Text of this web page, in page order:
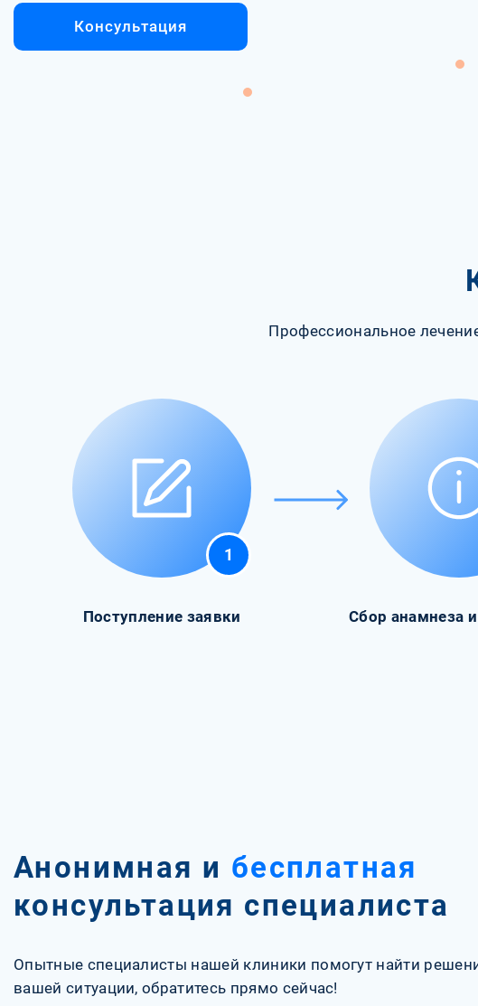
Консультация
Профессиональное
1
Поступление заявки Сбор анамнеза
Анонимная и бесплатная
консультация специалиста
Опытные специалисты нашей клиники помогут найти
вашей ситуации, обратитесь прямо сейчас!